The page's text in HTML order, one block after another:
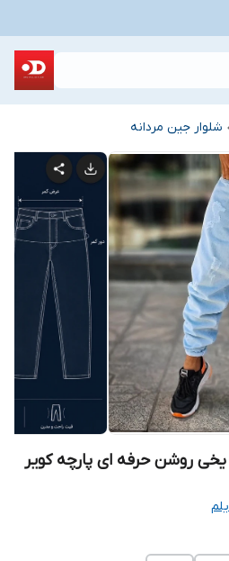
شلوار جین مردانه
روشن حرفه ای پارچه کویر